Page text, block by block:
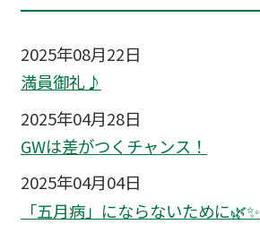
2025年08月22日
満員御礼♪
2025年04月28日
GWは差がつくチャンス！
2025年04月04日
「五月病」にならないために🌿✨